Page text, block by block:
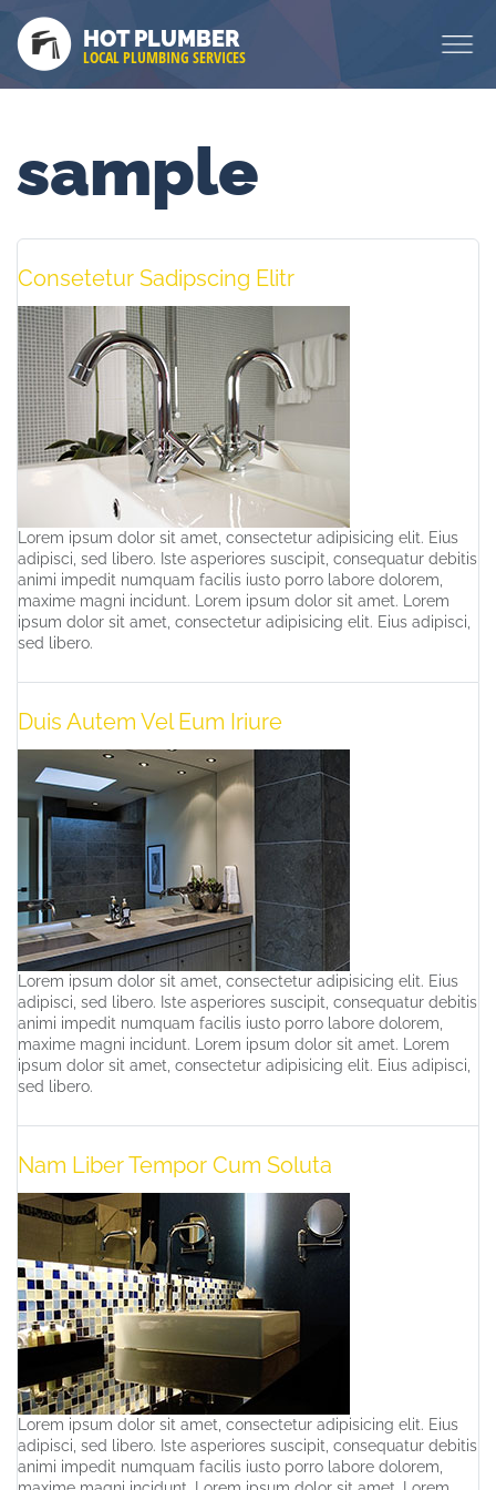
HOT PLUMBER
LOCAL PLUMBING SERVICES
sample
Consetetur Sadipscing Elitr
Lorem ipsum dolor sit amet, consectetur adipisicing elit. Eius
adipisci, sed libero. Iste asperiores suscipit, consequatur debitis
animi impedit numquam facilis iusto porro labore dolorem,
maxime magni incidunt. Lorem ipsum dolor sit amet. Lorem
ipsum dolor sit amet, consectetur adipisicing elit. Eius adipisci,
sed libero.
Duis Autem Vel Eum Iriure
Lorem ipsum dolor sit amet, consectetur adipisicing elit. Eius
adipisci, sed libero. Iste asperiores suscipit, consequatur debitis
animi impedit numquam facilis iusto porro labore dolorem,
maxime magni incidunt. Lorem ipsum dolor sit amet. Lorem
ipsum dolor sit amet, consectetur adipisicing elit. Eius adipisci,
sed libero.
Nam Liber Tempor Cum Soluta
Lorem ipsum dolor sit amet, consectetur adipisicing elit. Eius
adipisci, sed libero. Iste asperiores suscipit, consequatur debitis
animi impedit numquam facilis iusto porro labore dolorem,